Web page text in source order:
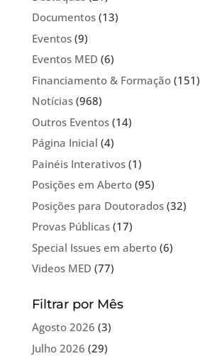
Documentos(13)
Eventos(9)
Eventos MED (6)
Financiamento & Formação(151)
Notícias(968)
Outros Eventos(14)
Página Inicial (4)
Painéis Interativos(1)
Posições em Aberto(95)
Posições para Doutorados(32)
Provas Públicas(17)
Special Issues em aberto(6)
Videos MED (77)
Filtrar por Mês
Agosto 2026 (3)
Julho 2026 (29)